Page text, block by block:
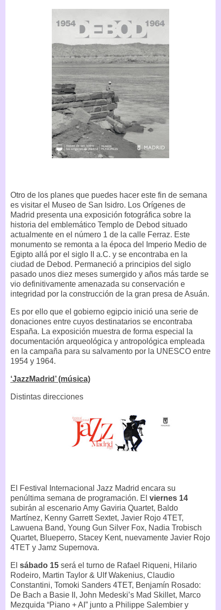
Otro de los planes que puedes hacer este fin de semana
es visitar el Museo de San Isidro. Los Orígenes de
Madrid presenta una exposición fotográfica sobre la
historia del emblemático Templo de Debod situado
actualmente en el número 1 de la calle Ferraz. Este
monumento se remonta a la época del Imperio Medio de
Egipto allá por el siglo II a.C. y se encontraba en la
ciudad de Debod. Permaneció a principios del siglo
pasado unos diez meses sumergido y años más tarde se
vio definitivamente amenazada su conservación e
integridad por la construcción de la gran presa de Asuán.
Es por ello que el gobierno egipcio inició una serie de
donaciones entre cuyos destinatarios se encontraba
España. La exposición muestra de forma especial la
documentación arqueológica y antropológica empleada
en la campaña para su salvamento por la UNESCO entre
1954 y 1964.
‘JazzMadrid’ (música)
Distintas direcciones
El Festival Internacional Jazz Madrid encara su
penúltima semana de programación. El viernes 14
subirán al escenario Amy Gaviria Quartet, Baldo
Martínez, Kenny Garrett Sextet, Javier Rojo 4TET,
Lawuena Band, Young Gun Silver Fox, Nadia Trobisch
Quartet, Blueperro, Stacey Kent, nuevamente Javier Rojo
4TET y Jamz Supernova.
El sábado 15 será el turno de Rafael Riqueni, Hilario
Rodeiro, Martin Taylor & Ulf Wakenius, Claudio
Constantini, Tomoki Sanders 4TET, Benjamín Rosado:
De Bach a Basie II, John Medeski’s Mad Skillet, Marco
Mezquida “Piano + AI” junto a Philippe Salembier y